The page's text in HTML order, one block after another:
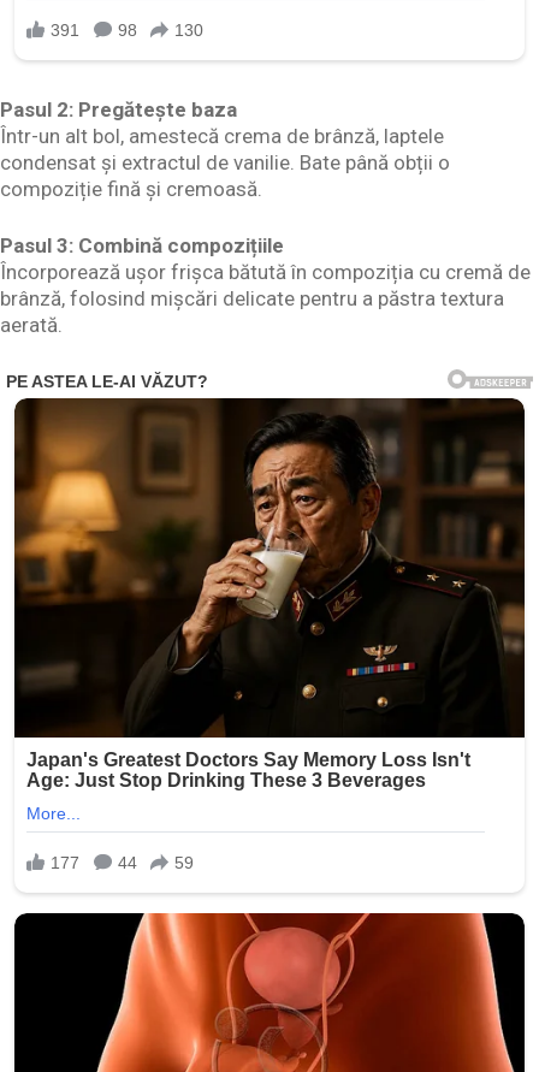
Pasul 2: Pregătește baza
Într-un alt bol, amestecă crema de brânză, laptele
condensat și extractul de vanilie. Bate până obții o
compoziție fină și cremoasă.
Pasul 3: Combină compozițiile
Încorporează ușor frișca bătută în compoziția cu cremă de
brânză, folosind mișcări delicate pentru a păstra textura
aerată.